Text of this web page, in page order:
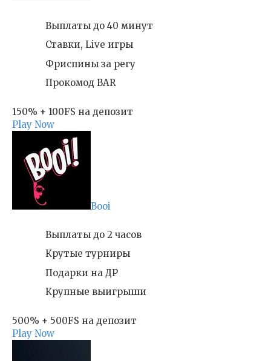
Выплаты до 40 минут
Ставки, Live игры
Фриспины за регу
Прокомод BAR
150% + 100FS на депозит
Play Now
Booi
Выплаты до 2 часов
Крутые турниры
Подарки на ДР
Крупные выигрыши
500% + 500FS на депозит
Play Now